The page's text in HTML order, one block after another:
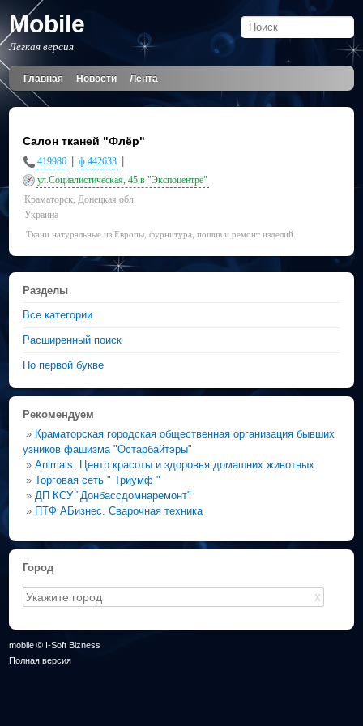
Mobile
Легкая версия
Главная Новости Лента
Салон тканей "Флёр"
419986 ф.442633
ул.Социалистическая, 45 в "Экспоцентре"
Краматорск, Донецкая обл.
Украина
Ткани натуральные из Европы, фурнитура, пошив и ремонт изделий.
Разделы
Все категории
Расширенный поиск
По первой букве
Рекомендуем
» Краматорская городская общественная организация бывших
узников фашизма "Остарбайтэры"
»Animals. Центр красоты и здоровья домашних животных
»Торговая сеть " Триумф "
» ДП КСУ "Донбассдомнаремонт"
» ПТФ АБизнес. Сварочная техника
Город
X
mobile © I-Soft Bizness
Полная версия